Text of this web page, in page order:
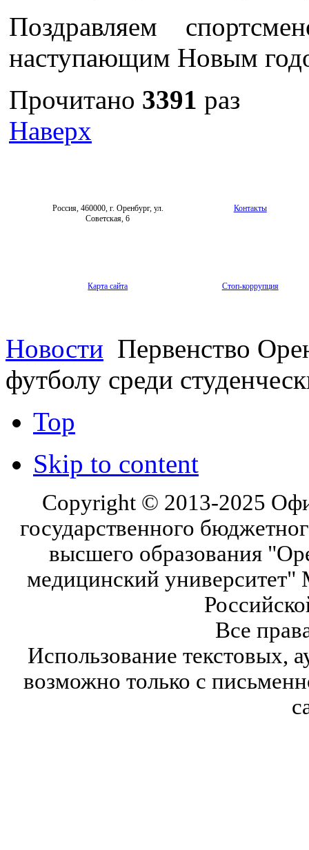
Поздравляем
наступающим Новым
Прочитано 3391 раз
Наверх
Россия, 460000, г. Оренбург, ул.
Советская, 6
Контакты
Карта сайта Стоп-коррупция
Новости Первенство
футболу среди
Top
Skip to content
Copyright © 2013-2025
государственного
высшего образования
медицинский университет"
Все
Использование текстовых,
возможно только с